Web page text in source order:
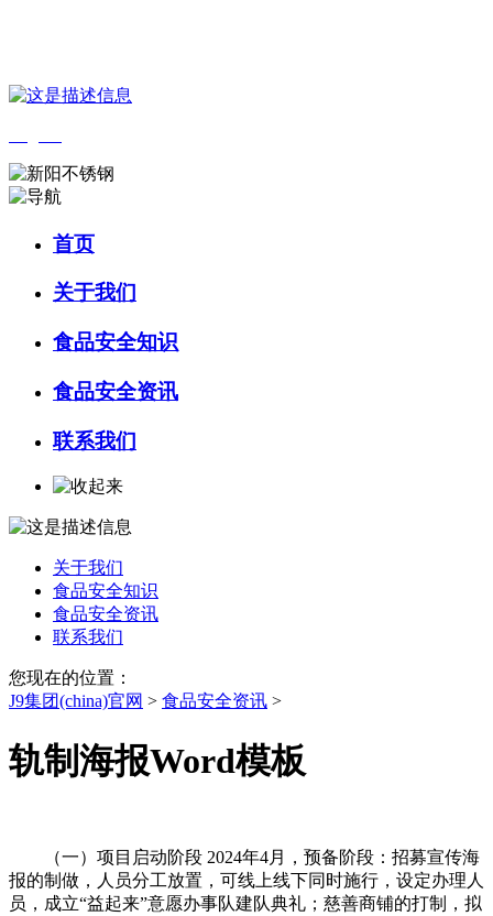
首页
关于我们
食品安全知识
食品安全资讯
联系我们
关于我们
食品安全知识
食品安全资讯
联系我们
您现在的位置：
J9集团(china)官网 > 食品安全资讯 >
轨制海报Word模板
（一）项目启动阶段 2024年4月，预备阶段：招募宣传海
报的制做，人员分工放置，可线上线下同时施行，设定办理人
员，成立“益起来”意愿办事队建队典礼；慈善商铺的打制，拟